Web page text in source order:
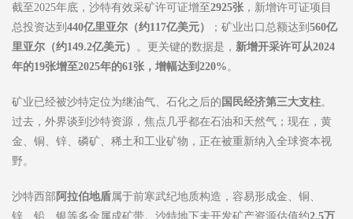
截至2025年底，沙特有效采矿许可证增至2925张 ，新增许可证项目
总投资达到 440亿里亚尔（约117亿美元） ；矿业出口总额达到 560亿
里亚尔（约149.2亿美元） 。更关键的数据是， 新增开采许可从2024
年的19张增至2025年的61 张，增幅达到 220% 。
矿业已经被沙特定位为继油气、石化之后的 国民经济第三大支柱。
过去，外界谈到沙特资源，焦点几乎都在石油和天然气；现在，黄
金、铜、锌、磷矿、稀土和工业矿物，正在被重新纳入全球资本视
野。
沙特西部 阿拉伯地盾属于前寒武纪地质构造，容易形成金、铜、
锌、铅、银等多金属成矿带。沙特地下未开发矿产资源估值约2.5万